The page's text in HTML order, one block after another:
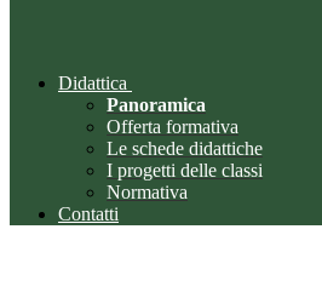
Didattica
Panoramica
Offerta formativa
Le schede didattiche
I progetti delle classi
Normativa
Contatti